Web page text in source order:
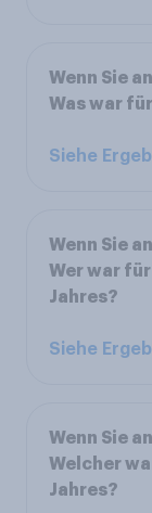
Wenn Sie
Was war
Siehe
Wenn Sie
Wer war
Jahres?
Siehe
Wenn Sie
Welcher
Jahres?